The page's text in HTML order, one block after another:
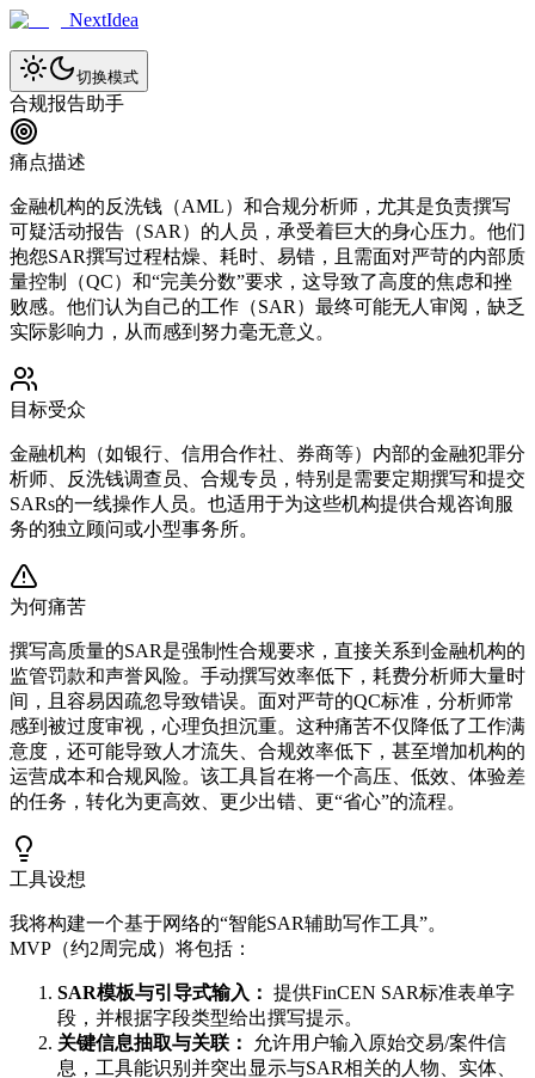
NextIdea
切换模式
合规报告助手
痛点描述
金融机构的反洗钱（AML）和合规分析师，尤其是负责撰写
可疑活动报告（SAR）的人员，承受着巨大的身心压力。他们
抱怨SAR撰写过程枯燥、耗时、易错，且需面对严苛的内部质
量控制（QC）和“完美分数”要求，这导致了高度的焦虑和挫
败感。他们认为自己的工作（SAR）最终可能无人审阅，缺乏
实际影响力，从而感到努力毫无意义。
目标受众
金融机构（如银行、信用合作社、券商等）内部的金融犯罪分
析师、反洗钱调查员、合规专员，特别是需要定期撰写和提交
SARs的一线操作人员。也适用于为这些机构提供合规咨询服
务的独立顾问或小型事务所。
为何痛苦
撰写高质量的SAR是强制性合规要求，直接关系到金融机构的
监管罚款和声誉风险。手动撰写效率低下，耗费分析师大量时
间，且容易因疏忽导致错误。面对严苛的QC标准，分析师常
感到被过度审视，心理负担沉重。这种痛苦不仅降低了工作满
意度，还可能导致人才流失、合规效率低下，甚至增加机构的
运营成本和合规风险。该工具旨在将一个高压、低效、体验差
的任务，转化为更高效、更少出错、更“省心”的流程。
工具设想
我将构建一个基于网络的“智能SAR辅助写作工具”。
MVP（约2周完成）将包括：
SAR模板与引导式输入： 提供FinCEN SAR标准表单字
段，并根据字段类型给出撰写提示。
关键信息抽取与关联：
允许用户输入原始交易/案件信
息，工具能识别并突出显示与SAR相关的人物、实体、